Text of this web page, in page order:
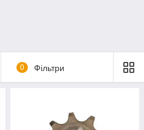
0 Фільтри